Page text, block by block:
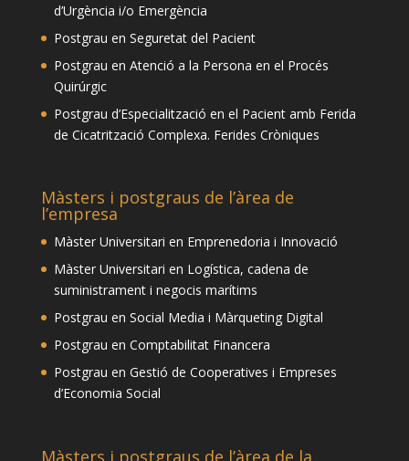
d’Urgència i/o Emergència
Postgrau en Seguretat del Pacient
Postgrau en Atenció a la Persona en el Procés
Quirúrgic
Postgrau d’Especialització en el Pacient amb Ferida
de Cicatrització Complexa. Ferides Cròniques
Màsters i postgraus de l’àrea de
l’empresa
Màster Universitari en Emprenedoria i Innovació
Màster Universitari en Logística, cadena de
suministrament i negocis marítims
Postgrau en Social Media i Màrqueting Digital
Postgrau en Comptabilitat Financera
Postgrau en Gestió de Cooperatives i Empreses
d’Economia Social
Màsters i postgraus de l’àrea de la